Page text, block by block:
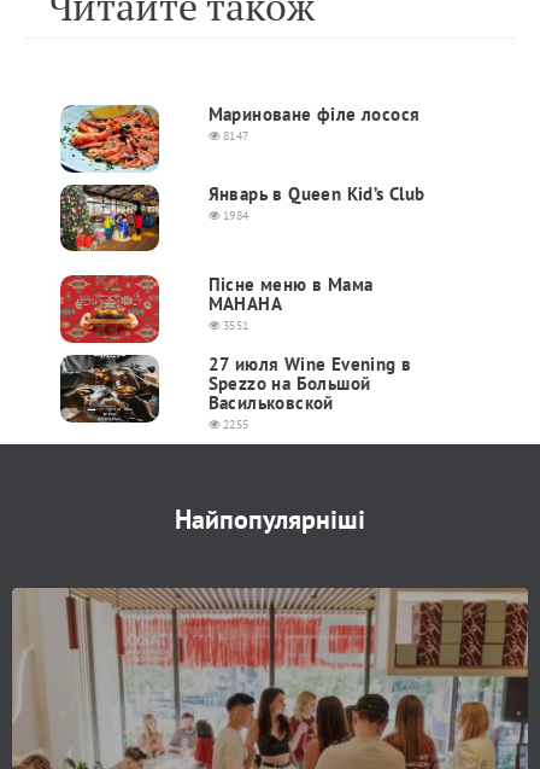
Мариноване філе лосося
8147
Январь в Queen Kid’s Club
1984
Пісне меню в Мама
МАНАНА
3551
27 июля Wine Evening в
Spezzo на Большой
Васильковской
2255
Найпопулярніші